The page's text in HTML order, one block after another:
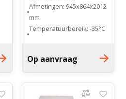
Afmetingen: 945x864x2012
mm
Temperatuurbereik: -35°C
Op aanvraag